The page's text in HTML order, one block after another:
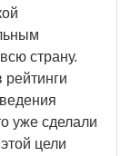
страну.
уже сделали
цели